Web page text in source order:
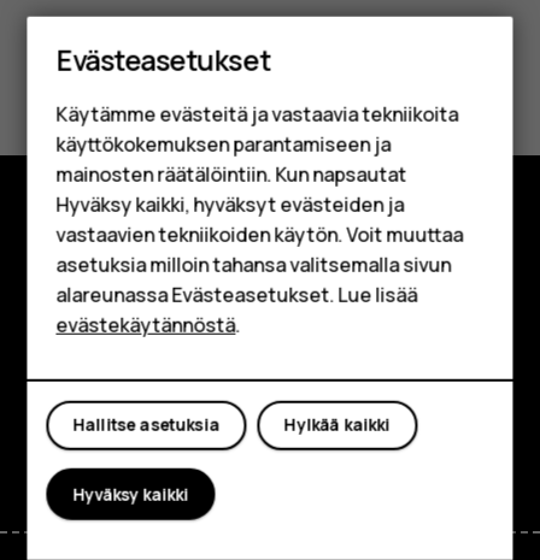
Älypuhelimet
Perinteiset puhelimet
Lisävarusteet
HMD Terra M
Yrityksille
Tabletit
Shop
Oliko tästä apua?
Kyllä Ei
Tutustu
Tietoa meistä
Planet and people
FacebookInstagram
TiktokYoutubeLinkedinDiscord
Evästeasetukset
Käytämme evästeitä ja vastaavia tekniikoita
käyttökokemuksen parantamiseen ja
mainosten räätälöintiin. Kun napsautat
Hyväksy kaikki, hyväksyt evästeiden ja
vastaavien tekniikoiden käytön. Voit muuttaa
asetuksia milloin tahansa valitsemalla sivun
alareunassa Evästeasetukset. Lue lisää
evästekäytännöstä.
Hylkää kaikki
Hallitse asetuksia
Hyväksy kaikki